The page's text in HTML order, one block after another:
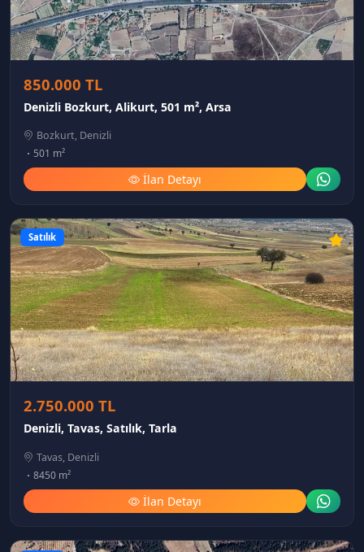
850.000 TL
Denizli Bozkurt, Alikurt, 501 m², Arsa
Bozkurt, Denizli
501 m²
İlan Detayı
Satılık
2.750.000 TL
Denizli, Tavas, Satılık, Tarla
Tavas, Denizli
8450 m²
İlan Detayı